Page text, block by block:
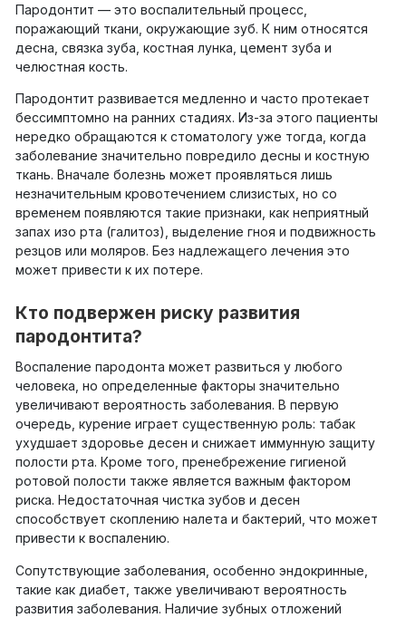
Пародонтит — это воспалительный процесс,
поражающий ткани, окружающие зуб. К ним относятся
десна, связка зуба, костная лунка, цемент зуба и
челюстная кость.
Пародонтит развивается медленно и часто протекает
бессимптомно на ранних стадиях. Из-за этого пациенты
нередко обращаются к стоматологу уже тогда, когда
заболевание значительно повредило десны и костную
ткань. Вначале болезнь может проявляться лишь
незначительным кровотечением слизистых, но со
временем появляются такие признаки, как неприятный
запах изо рта (галитоз), выделение гноя и подвижность
резцов или моляров. Без надлежащего лечения это
может привести к их потере.
Кто подвержен риску развития
пародонтита?
Воспаление пародонта может развиться у любого
человека, но определенные факторы значительно
увеличивают вероятность заболевания. В первую
очередь, курение играет существенную роль: табак
ухудшает здоровье десен и снижает иммунную защиту
полости рта. Кроме того, пренебрежение гигиеной
ротовой полости также является важным фактором
риска. Недостаточная чистка зубов и десен
способствует скоплению налета и бактерий, что может
привести к воспалению.
Сопутствующие заболевания, особенно эндокринные,
такие как диабет, также увеличивают вероятность
развития заболевания. Наличие зубных отложений